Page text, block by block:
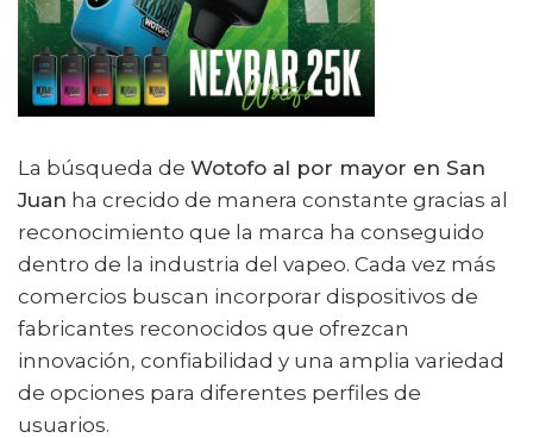
La búsqueda de Wotofo al por mayor en San
Juan ha crecido de manera constante gracias al
reconocimiento que la marca ha conseguido
dentro de la industria del vapeo. Cada vez más
comercios buscan incorporar dispositivos de
fabricantes reconocidos que ofrezcan
innovación, confiabilidad y una amplia variedad
de opciones para diferentes perfiles de
usuarios.